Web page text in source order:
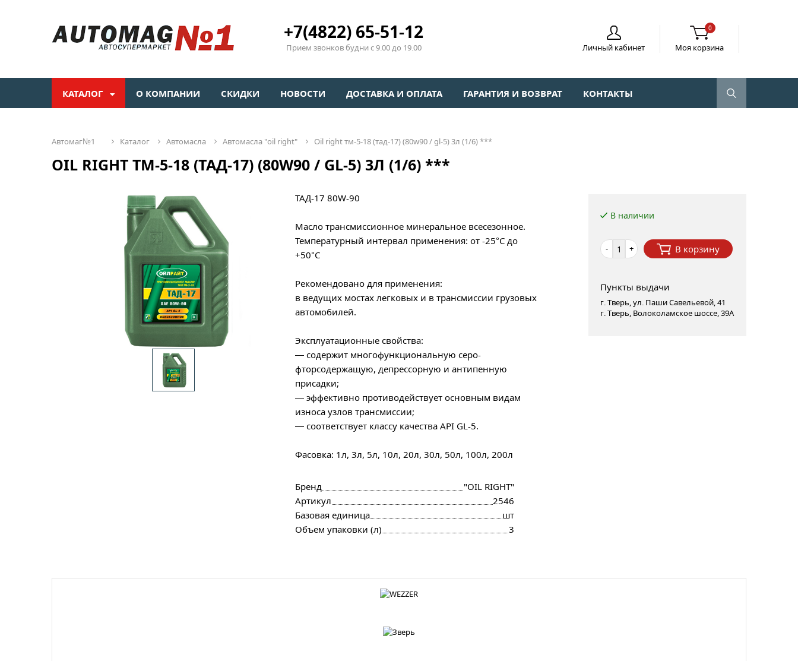
+7(4822) 65-51-12
Прием звонков будни с 9.00 до 19.00 Личный кабинет
0
Моя корзина
КАТАЛОГ О КОМПАНИИ СКИДКИ НОВОСТИ ДОСТАВКА И ОПЛАТА ГАРАНТИЯ И ВОЗВРАТ КОНТАКТЫ
автомаг№1 каталог автомасла автомасла "oil right" oil right тм-5-18 (тад-17) (80w90 / gl-5) 3л (1/6) ***
OIL RIGHT ТМ-5-18 (ТАД-17) (80W90 / GL-5) 3Л (1/6) ***
ТАД-17 80W-90
Масло трансмиссионное минеральное всесезонное.
Температурный интервал применения: от -25°C до
+50°C
Рекомендовано для применения:
в ведущих мостах легковых и в трансмиссии грузовых
автомобилей.
Эксплуатационные свойства:
— содержит многофункциональную серо-
фторсодержащую, депрессорную и антипенную
присадки;
— эффективно противодействует основным видам
износа узлов трансмиссии;
— соответствует классу качества API GL-5.
Фасовка: 1л, 3л, 5л, 10л, 20л, 30л, 50л, 100л, 200л
Бренд
"OIL RIGHT"
Артикул
2546
Базовая единица
шт
Объем упаковки (л)
3
В наличии
- + В корзину
Пункты выдачи
г. Тверь, ул. Паши Савельевой, 41
г. Тверь, Волоколамское шоссе, 39А